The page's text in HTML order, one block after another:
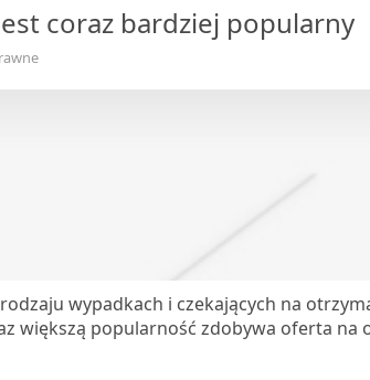
coraz bardziej popularny
wypadkach i czekających na
większą popularność zdobywa oferta na